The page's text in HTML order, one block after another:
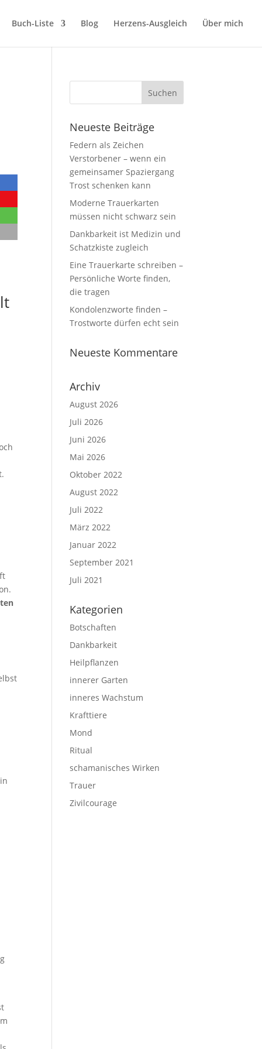
Buch-Liste Blog Herzens-Ausgleich Über mich
Neueste Beiträge
Federn als Zeichen
Verstorbener – wenn ein
gemeinsamer Spaziergang
Trost schenken kann
Moderne Trauerkarten
müssen nicht schwarz sein
Dankbarkeit ist Medizin und
Schatzkiste zugleich
Eine Trauerkarte schreiben –
Persönliche Worte finden,
die tragen
Kondolenzworte finden –
Trostworte dürfen echt sein
Neueste Kommentare
Archiv
August 2026
Juli 2026
Juni 2026
Mai 2026
Oktober 2022
August 2022
Juli 2022
März 2022
Januar 2022
September 2021
Juli 2021
Kategorien
Botschaften
Dankbarkeit
Heilpflanzen
innerer Garten
inneres Wachstum
Krafttiere
Mond
Ritual
schamanisches Wirken
Trauer
Zivilcourage